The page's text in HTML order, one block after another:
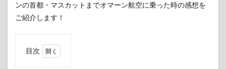
ンの首都・マスカットまでオマーン航空に乗った時の感想を
ご紹介します！
目次